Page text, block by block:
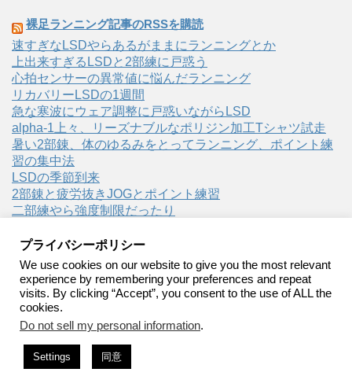
裸足ランニング記事のRSSを購読
速すぎなLSDやらあるがままにランニングとか
上出来すぎるLSDと2部練に戸惑う
心拍センサーの異常値に悩んだランニング
リカバリーLSDの1週間
急な寒波にウェア調整に戸惑いながらLSD
alpha-1上々、リーズナブルなポリジン加工Tシャツ試走
暑い2部錬、体のゆるみをとってランニング、ポイント練
習の集中法
LSDの季節到来
2部錬と疲労抜きJOGとポイント練習
二部練やら強度制限だったり
裸足ランニング
裸足ランニング・ベアフットランニングの実践記録
Copyright© 裸足ランニング , 2026 All Rights Reserved.
プライバシーポリシー
We use cookies on our website to give you the most relevant
experience by remembering your preferences and repeat
visits. By clicking “Accept”, you consent to the use of ALL the
cookies.
Do not sell my personal information.
Settings 同意